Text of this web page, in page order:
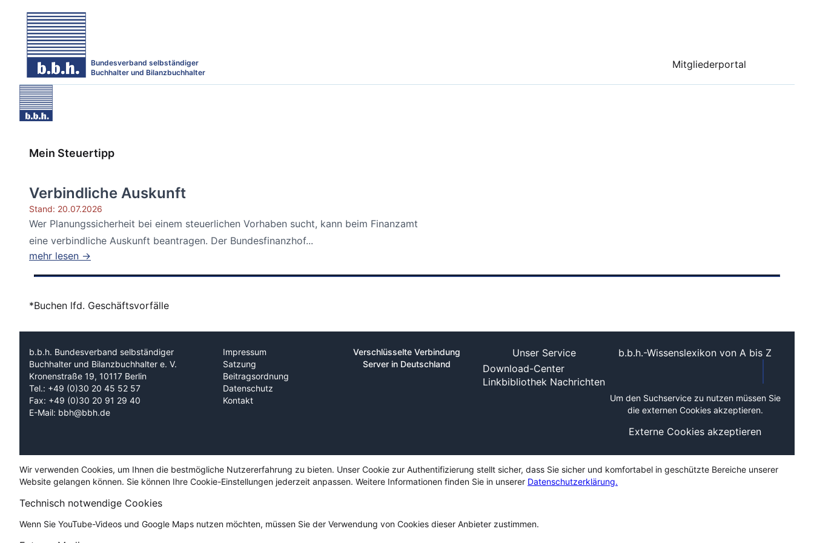
Bundesverband selbständiger
Buchhalter und Bilanzbuchhalter
Mitgliederportal
Mein Steuertipp
Verbindliche Auskunft
Stand: 20.07.2026
Wer Planungssicherheit bei einem steuerlichen Vorhaben sucht, kann beim Finanzamt
eine verbindliche Auskunft beantragen. Der Bundesfinanzhof...
mehr lesen →
*Buchen lfd. Geschäftsvorfälle
b.b.h. Bundesverband selbständiger
Buchhalter und Bilanzbuchhalter e. V.
Kronenstraße 19, 10117 Berlin
Tel.: +49 (0)30 20 45 52 57
Fax: +49 (0)30 20 91 29 40
E-Mail: bbh@bbh.de
Impressum
Satzung
Beitragsordnung
Datenschutz
Kontakt
Verschlüsselte Verbindung
Server in Deutschland
Unser Service
Download-Center
Linkbibliothek Nachrichten
b.b.h.-Wissenslexikon von A bis Z
Um den Suchservice zu nutzen müssen Sie
die externen Cookies akzeptieren.
Externe Cookies akzeptieren
Wir verwenden Cookies, um Ihnen die bestmögliche Nutzererfahrung zu bieten. Unser Cookie zur Authentifizierung stellt sicher, dass Sie sicher und komfortabel in geschützte Bereiche unserer
Website gelangen können. Sie können Ihre Cookie-Einstellungen jederzeit anpassen. Weitere Informationen finden Sie in unserer Datenschutzerklärung.
Technisch notwendige Cookies
Wenn Sie YouTube-Videos und Google Maps nutzen möchten, müssen Sie der Verwendung von Cookies dieser Anbieter zustimmen.